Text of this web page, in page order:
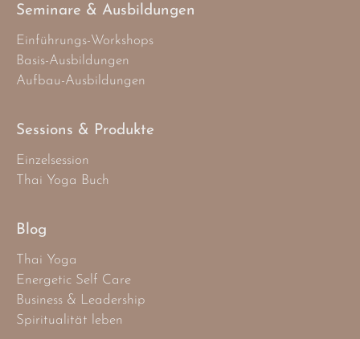
Seminare & Ausbildungen
Einführungs-Workshops
Basis-Ausbildungen
Aufbau-Ausbildungen
Sessions & Produkte
Einzelsession
Thai Yoga Buch
Blog
Thai Yoga
Energetic Self Care
Business & Leadership
Spiritualität leben